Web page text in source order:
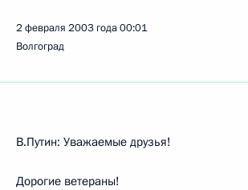
2 февраля 2003 года00:01
Волгоград
В.Путин: Уважаемые друзья!
Дорогие ветераны!